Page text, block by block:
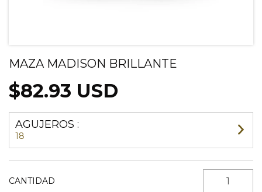
MAZA MADISON BRILLANTE
$82.93 USD
AGUJEROS :
18
CANTIDAD